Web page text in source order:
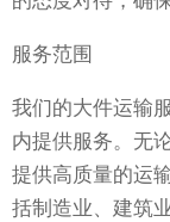
服务范围
我们的大件运输
内提供服务。无
提供高质量的运
括制造业、建筑